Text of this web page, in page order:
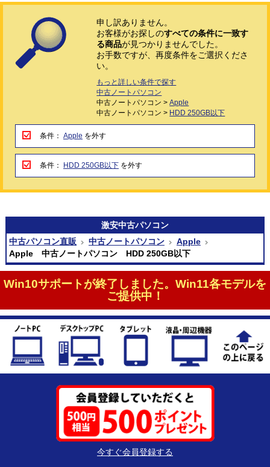
申し訳ありません。
お客様がお探しのすべての条件に一致す
る商品が見つかりませんでした。
お手数ですが、再度条件をご選択くださ
い。
もっと詳しい条件で探す
中古ノートパソコン
中古ノートパソコン >Apple
中古ノートパソコン > HDD 250GB以下
条件： Apple を外す
条件： HDD 250GB以下 を外す
激安中古パソコン
中古パソコン直販
中古ノートパソコン
Apple
Apple 中古ノートパソコン HDD 250GB以下
Win10サポートが終了しました。Win11各モデルを
ご提供中！
今すぐ会員登録する